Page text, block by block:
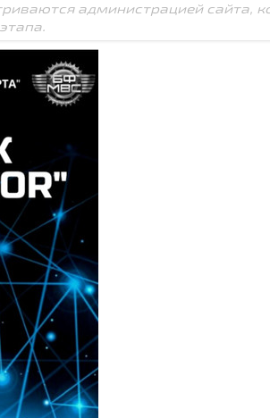
администрацией сайта,